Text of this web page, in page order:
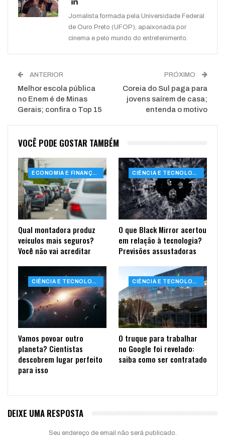
Jornalista formada pela Universidade Federal
de Ouro Preto (UFOP), apaixonada por
cinema e pelo mundo do entretenimento.
ANTERIOR
Melhor escola pública
no Enem é de Minas
Gerais; confira o Top 15
PRÓXIMO
Coreia do Sul paga para
jovens saírem de casa;
entenda o motivo
VOCÊ PODE GOSTAR TAMBÉM
ECONOMIA E FINANÇAS
Qual montadora produz
veículos mais seguros?
Você não vai acreditar
CIÊNCIA E TECNOLOGIA
O que Black Mirror acertou
em relação à tecnologia?
Previsões assustadoras
CIÊNCIA E TECNOLOGIA
Vamos povoar outro
planeta? Cientistas
descobrem lugar perfeito
para isso
CIÊNCIA E TECNOLOGIA
O truque para trabalhar
no Google foi revelado:
saiba como ser contratado
DEIXE UMA RESPOSTA
Seu endereço de email não será publicado.